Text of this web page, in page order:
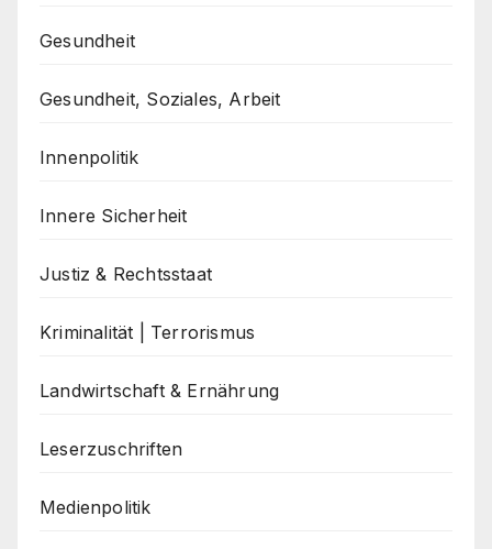
Gesundheit
Gesundheit, Soziales, Arbeit
Innenpolitik
Innere Sicherheit
Justiz & Rechtsstaat
Kriminalität | Terrorismus
Landwirtschaft & Ernährung
Leserzuschriften
Medienpolitik